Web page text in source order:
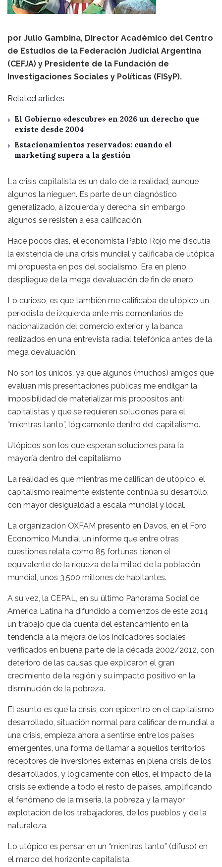
por Julio Gambina, Director Académico del Centro
de Estudios de la Federación Judicial Argentina
(CEFJA) y Presidente de la Fundación de
Investigaciones Sociales y Políticas (FISyP).
Related articles
El Gobierno «descubre» en 2026 un derecho que
existe desde 2004
Estacionamientos reservados: cuando el
marketing supera a la gestión
La crisis capitalista es un dato de la realidad, aunque
algunos la nieguen. Es parte de un diagnóstico
generalizado, a izquierda y derecha, sin embargo
algunos se resisten a esa calificación.
Hace pocos días, el economista Pablo Rojo me discutía
la existencia de una crisis mundial y calificaba de utópica
mi propuesta en pos del socialismo. Era en pleno
despliegue de la mega devaluación de fin de enero.
Lo curioso, es que también me calificaba de utópico un
periodista de izquierda ante mis comentarios de
nacionalización del comercio exterior y la banca
realizados en una entrevista radial telefónica antes de la
mega devaluación.
No son los únicos, ya que algunos (muchos) amigos que
evalúan mis presentaciones públicas me endilgan la
imposibilidad de materializar mis propósitos anti
capitalistas y que se requieren soluciones para el
“mientras tanto”, lógicamente dentro del capitalismo.
Utópicos son los que esperan soluciones para la
mayoría dentro del capitalismo
La realidad es que mientras me califican de utópico, el
capitalismo realmente existente continúa su desarrollo,
con mayor desigualdad a escala mundial y local.
La organización OXFAM presentó en Davos, en el Foro
Económico Mundial un informe que entre otras
cuestiones relata como 85 fortunas tienen el
equivalente de la riqueza de la mitad de la población
mundial, unos 3.500 millones de habitantes.
A su vez, la CEPAL, en su último Panorama Social de
América Latina ha difundido a comienzos de este 2014
un trabajo que da cuenta del estancamiento en la
tendencia a la mejora de los indicadores sociales
verificados en buena parte de la década 2002/2012, con
deterioro de las causas que explicaron el gran
crecimiento de la región y su impacto positivo en la
disminución de la pobreza.
El asunto es que la crisis, con epicentro en el capitalismo
desarrollado, situación normal para calificar de mundial a
una crisis, empieza ahora a sentirse entre los países
emergentes, una forma de llamar a aquellos territorios
receptores de inversiones externas en plena crisis de los
desarrollados, y lógicamente con ellos, el impacto de la
crisis se extiende a todo el resto de países, amplificando
el fenómeno de la miseria, la pobreza y la mayor
explotación de los trabajadores, de los pueblos y de la
naturaleza.
Lo utópico es pensar en un “mientras tanto” (difuso) en
el marco del horizonte capitalista.